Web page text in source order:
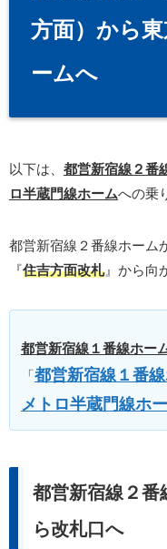
方面）から
ームへ
以下は、 都営新宿線２番
ロ半蔵門線ホームへの乗
都営新宿線２番線ホーム
『住吉方面改札』から向
都営新宿線１番線ホー
「都営新宿線１番
メトロ半蔵門線ホ
都営新宿線２番
ら改札口へ